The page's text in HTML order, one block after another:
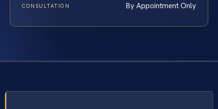
CONSULTATION By Appointment Only